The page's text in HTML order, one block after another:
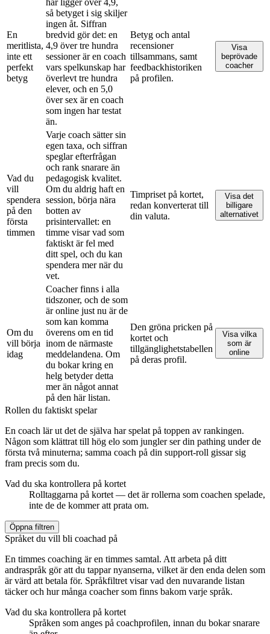
En
meritlista,
inte ett
perfekt
betyg
så betyget i sig skiljer
ingen åt. Siffran
bredvid gör det: en
4,9 över tre hundra
sessioner är en coach
vars spelkunskap har
överlevt tre hundra
elever, och en 5,0
över sex är en coach
som ingen har testat
än.
Betyg och antal
recensioner
tillsammans, samt
feedbackhistoriken
på profilen.
Visa
beprövade
coacher
Vad du
vill
spendera
på den
första
timmen
Varje coach sätter sin
egen taxa, och siffran
speglar efterfrågan
och rank snarare än
pedagogisk kvalitet.
Om du aldrig haft en
session, börja nära
botten av
prisintervallet: en
timme visar vad som
faktiskt är fel med
ditt spel, och du kan
spendera mer när du
vet.
Timpriset på kortet,
redan konverterat till
din valuta.
Visa det
billigare
alternativet
Om du
vill börja
idag
Coacher finns i alla
tidszoner, och de som
är online just nu är de
som kan komma
överens om en tid
inom de närmaste
meddelandena. Om
du bokar kring en
helg betyder detta
mer än något annat
på den här listan.
Den gröna pricken på
kortet och
tillgänglighetstabellen
på deras profil.
Visa vilka
som är
online
Rollen du faktiskt spelar
En coach lär ut det de själva har spelat på toppen av rankingen.
Någon som klättrat till hög elo som jungler ser din pathing under de
första två minuterna; samma coach på din support-roll gissar sig
fram precis som du.
Vad du ska kontrollera på kortet
Rolltaggarna på kortet — det är rollerna som coachen spelade,
inte de de kommer att prata om.
Öppna filtren
Språket du vill bli coachad på
En timmes coaching är en timmes samtal. Att arbeta på ditt
andraspråk gör att du tappar nyanserna, vilket är den enda delen som
är värd att betala för. Språkfiltret visar vad den nuvarande listan
täcker och hur många coacher som finns bakom varje språk.
Vad du ska kontrollera på kortet
Språken som anges på coachprofilen, innan du bokar snarare